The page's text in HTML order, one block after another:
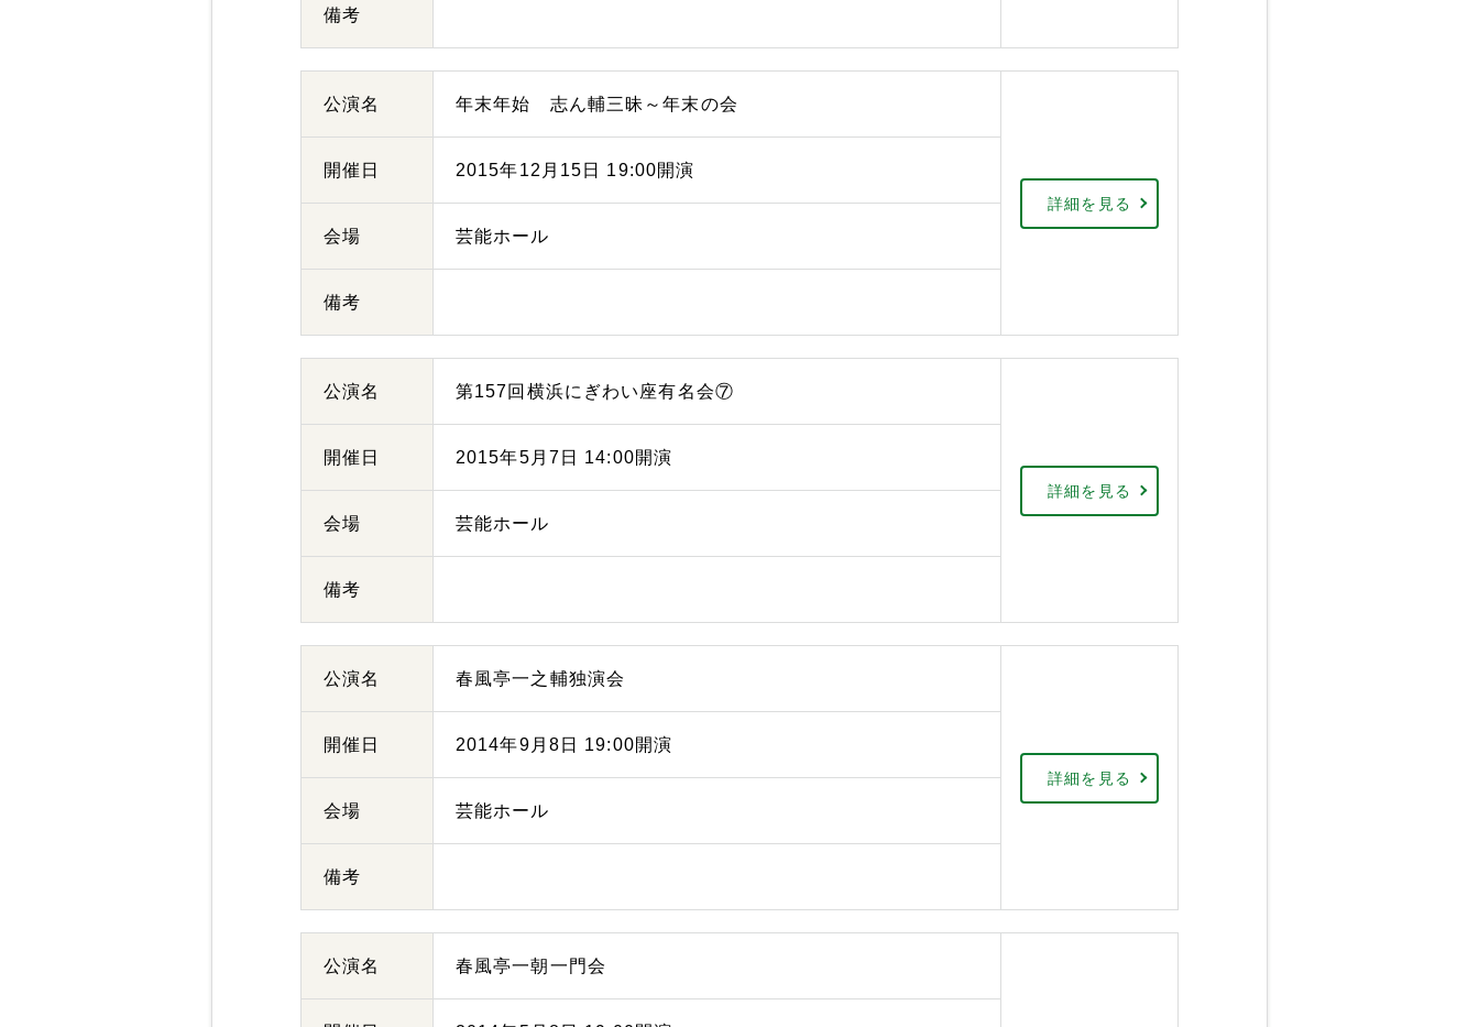
備考
公演名 年末年始 志ん輔三昧～年末の会
開催日 2015年12月15日 19:00開演
会場 芸能ホール
備考
詳細を見る
公演名 第157回横浜にぎわい座有名会⑦
開催日 2015年5月7日 14:00開演
会場 芸能ホール
備考
詳細を見る
公演名 春風亭一之輔独演会
開催日 2014年9月8日 19:00開演
会場 芸能ホール
備考
詳細を見る
公演名 春風亭一朝一門会